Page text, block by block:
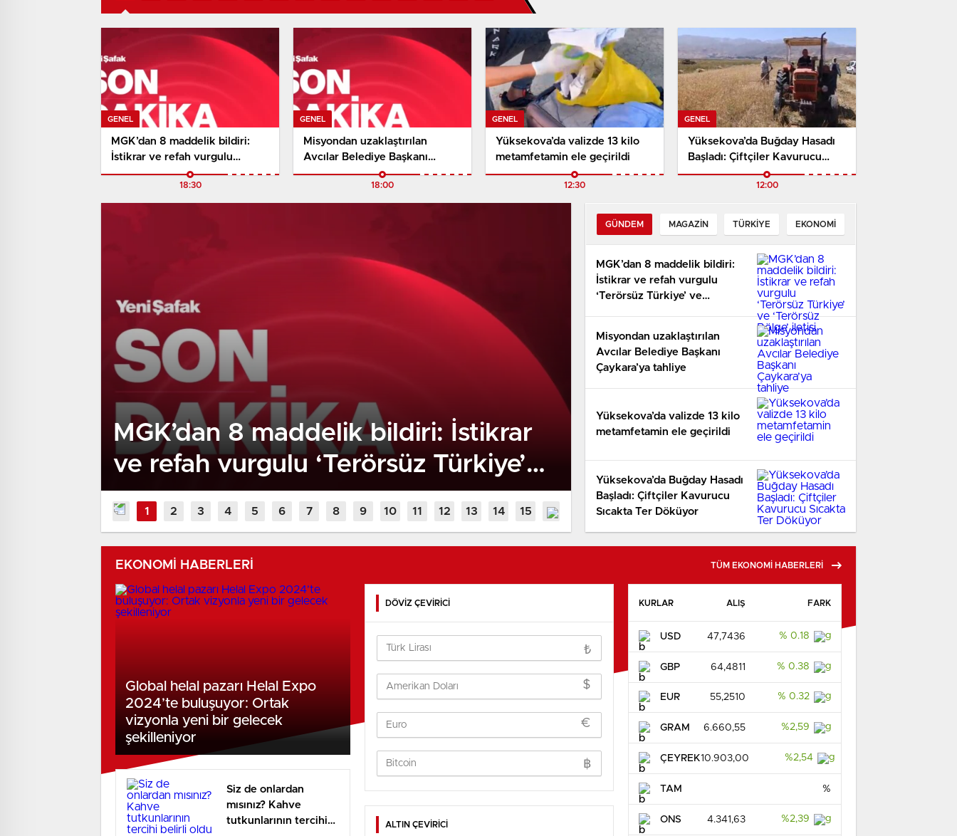
GENEL
MGK’dan 8 maddelik bildiri:
İstikrar ve refah vurgulu
‘Terörsüz Türkiye’ ve ‘Terörsüz
18:30
GENEL
Misyondan uzaklaştırılan
Avcılar Belediye Başkanı
Çaykara’ya tahliye
18:00
GENEL
Yüksekova’da valizde 13 kilo
metamfetamin ele geçirildi
12:30
GENEL
Yüksekova’da Buğday Hasadı
Başladı: Çiftçiler Kavurucu
Sıcakta Ter Döküyor
12:00
MGK’dan 8 maddelik bildiri: İstikrar
ve refah vurgulu ‘Terörsüz Türkiye’
ve ‘Terörsüz Bölge’ iletisi
Misyondan uzaklaştırılan
Belediye Başkanı Çaykara’ya
GÜNDEM MAGAZIN TÜRKIYE EKONOMI
MGK’dan 8 maddelik bildiri:
İstikrar ve refah vurgulu
‘Terörsüz Türkiye’ ve
Misyondan uzaklaştırılan
Avcılar Belediye Başkanı
Çaykara’ya tahliye
Yüksekova’da valizde 13 kilo
metamfetamin ele geçirildi
Yüksekova’da Buğday Hasadı
Başladı: Çiftçiler Kavurucu
Sıcakta Ter Döküyor
EKONOMİ HABERLERİ TÜM EKONOMİ HABERLERİ
Global helal pazarı Helal Expo
2024’te buluşuyor: Ortak
vizyonla yeni bir gelecek
şekilleniyor
Siz de onlardan
mısınız? Kahve
tutkunlarının tercihi
DÖVİZ ÇEVİRİCİ
₺
$
€
฿
ALTIN ÇEVİRİCİ
KURLAR ALIŞ FARK
USD 47,7436 % 0.18
GBP 64,4811 % 0.38
EUR 55,2510 % 0.32
GRAM 6.660,55 %2,59
ÇEYREK10.903,00 %2,54
TAM %
ONS 4.341,63 %2,39